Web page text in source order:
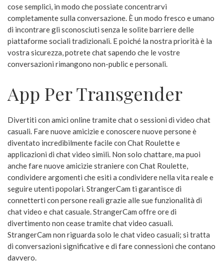
cose semplici, in modo che possiate concentrarvi
completamente sulla conversazione. È un modo fresco e umano
di incontrare gli sconosciuti senza le solite barriere delle
piattaforme sociali tradizionali. E poiché la nostra priorità è la
vostra sicurezza, potrete chat sapendo che le vostre
conversazioni rimangono non-public e personali.
App Per Transgender
Divertiti con amici online tramite chat o sessioni di video chat
casuali. Fare nuove amicizie e conoscere nuove persone è
diventato incredibilmente facile con Chat Roulette e
applicazioni di chat video simili. Non solo chattare, ma puoi
anche fare nuove amicizie straniere con Chat Roulette,
condividere argomenti che esiti a condividere nella vita reale e
seguire utenti popolari. StrangerCam ti garantisce di
connetterti con persone reali grazie alle sue funzionalità di
chat video e chat casuale. StrangerCam offre ore di
divertimento non cease tramite chat video casuali.
StrangerCam non riguarda solo le chat video casuali; si tratta
di conversazioni significative e di fare connessioni che contano
davvero.